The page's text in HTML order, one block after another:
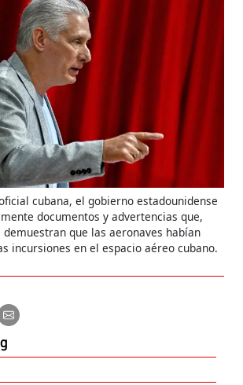
cubana, el gobierno estadounidense
documentos y advertencias que,
demuestran que las aeronaves habían
incursiones en el espacio aéreo cubano.